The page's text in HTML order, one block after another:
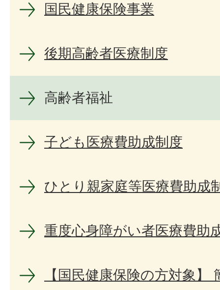
国民健康保険事業
後期高齢者医療制度
高齢者福祉
子ども医療費助成制度
ひとり親家庭等医療費助成
重度心身障­がい者医療­費助
【国民健康保険の方対象】